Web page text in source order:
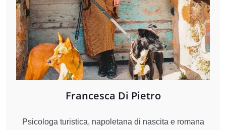
Francesca Di Pietro
Psicologa turistica, napoletana di nascita e romana